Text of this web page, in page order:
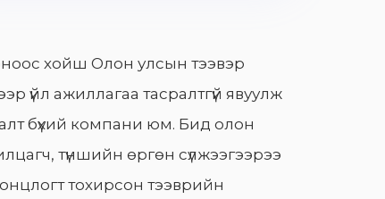
хойш Олон улсын тээвэр
үйл ажиллагаа тасралтгүй явуулж
бүхий компани юм. Бид олон
түншийн өргөн сүлжээгээрээ
тохирсон тээврийн